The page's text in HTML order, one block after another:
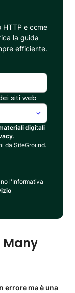
HTTP e come
la guida
efficiente.
siti web
digitali
.
da SiteGround.
l'Informativa
Many
errore ma è una